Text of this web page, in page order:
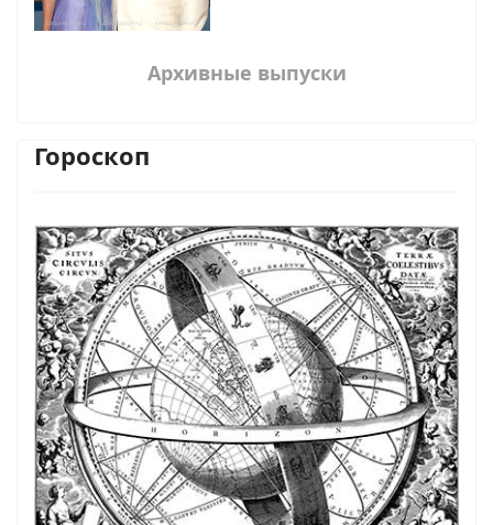
Архивные выпуски
Гороскоп